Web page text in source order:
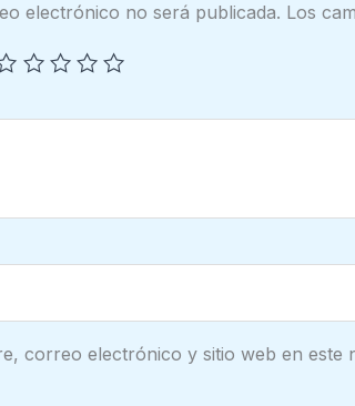
electrónico no será publicada. Los
correo electrónico y sitio web en este